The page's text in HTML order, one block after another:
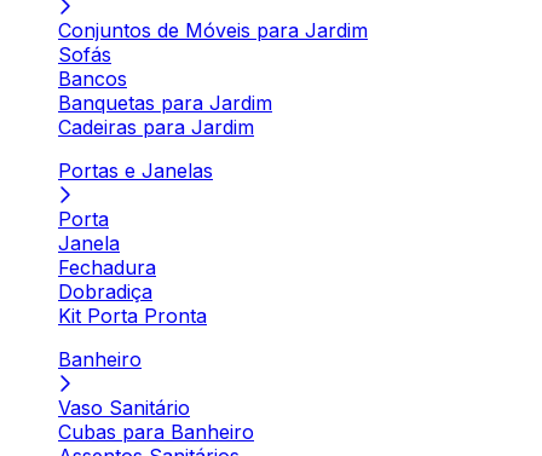
Conjuntos de Móveis para Jardim
Sofás
Bancos
Banquetas para Jardim
Cadeiras para Jardim
Portas e Janelas
Porta
Janela
Fechadura
Dobradiça
Kit Porta Pronta
Banheiro
Vaso Sanitário
Cubas para Banheiro